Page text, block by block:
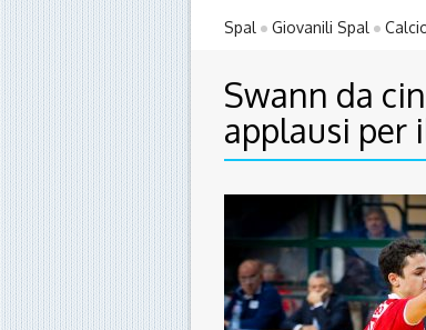
Spal Giovanili Spal
Swann da
applausi per